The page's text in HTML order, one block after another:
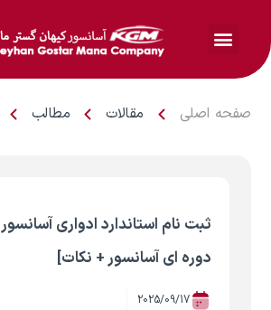
صفحه اصلی مقالات مطالب
ثبت نام استاندارد ادواری
دوره ای آسانسور + نکات]
2025/09/17